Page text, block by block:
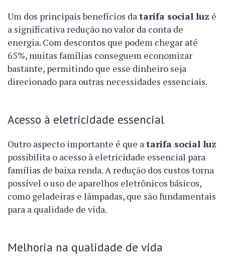
Um dos principais benefícios datarifa social luz é
a significativa redução no valor da conta de
energia. Com descontos que podem chegar até
65%, muitas famílias conseguem economizar
bastante, permitindo que esse dinheiro seja
direcionado para outras necessidades essenciais.
Acesso à eletricidade essencial
Outro aspecto importante é que atarifa social luz
possibilita o acesso à eletricidade essencial para
famílias de baixa renda. A redução dos custos torna
possível o uso de aparelhos eletrônicos básicos,
como geladeiras e lâmpadas, que são fundamentais
para a qualidade de vida.
Melhoria na qualidade de vida